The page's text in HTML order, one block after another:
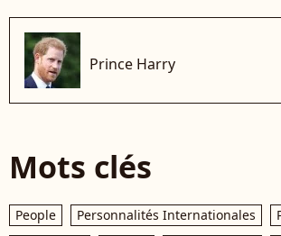
Prince Harry
Mots clés
People Personnalités Internationales